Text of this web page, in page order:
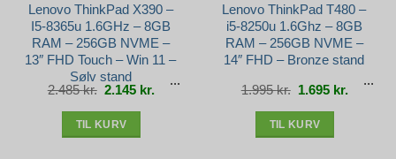
Lenovo ThinkPad X390 –
I5-8365u 1.6GHz – 8GB
RAM – 256GB NVME –
13″ FHD Touch – Win 11 –
Sølv stand
2.485kr. Den
oprindelige
pris
2.145 kr. Den
aktuelle
pris
TIL KURV
Lenovo ThinkPad T480 –
i5-8250u 1.6Ghz – 8GB
RAM – 256GB NVME –
14″ FHD – Bronze stand
1.995kr. Den
oprindelige
pris
1.695 kr. Den
aktuelle
pris
TIL KURV